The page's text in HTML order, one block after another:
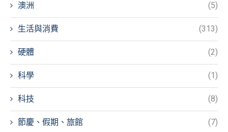
澳洲 (5)
生活與消費 (313)
硬體 (2)
科學 (1)
科技 (8)
節慶、假期、旅館 (7)